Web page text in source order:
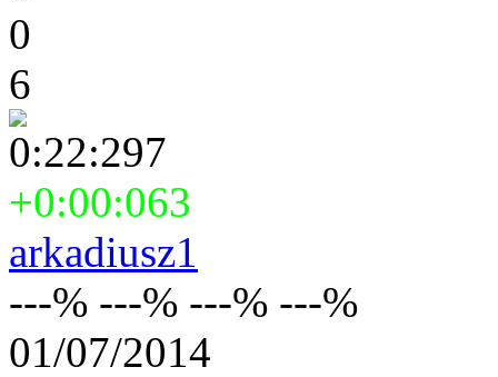
0
6
0:22:297
+0:00:063
arkadiusz1
---% ---% ---% ---%
01/07/2014